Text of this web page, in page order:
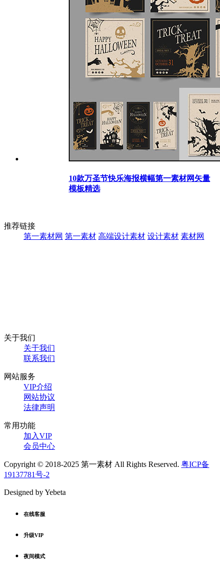
10款万圣节快乐海报横幅第一素材网矢量
模板精选
推荐链接
第一素材网 第一素材 高端设计素材 设计素材 素材网
关于我们
关于我们
联系我们
网站服务
VIP介绍
网站协议
法律声明
常用功能
加入VIP
会员中心
Copyright © 2018-2025 第一素材 All Rights Reserved. 粤ICP备
19137781号-2
Designed by Yebeta
在线客服
升级VIP
夜间模式